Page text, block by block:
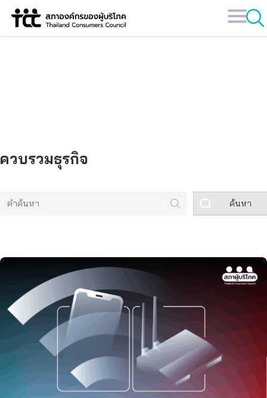
Skip
ควบรวมธุรกิจ
ค้นหา